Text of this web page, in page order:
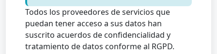
Todos los proveedores de servicios que
puedan tener acceso a sus datos han
suscrito acuerdos de confidencialidad y
tratamiento de datos conforme al RGPD.